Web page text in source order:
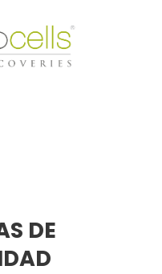
DE